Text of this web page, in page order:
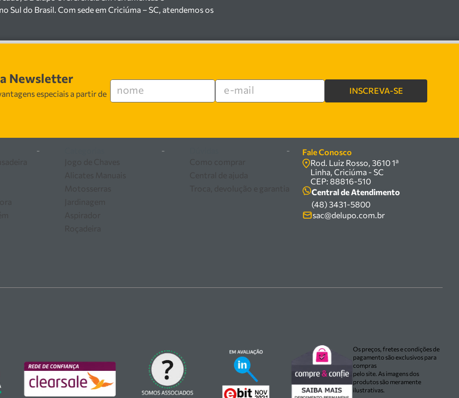
Sul do Brasil. Com sede em Criciúma – SC, atendemos os
com um amplo portfólio de produtos à pronta entrega.
ferramentas manuais e elétricas, equipamentos de
especializada em vendas, suporte técnico e
inovação e qualidade em cada atendimento. Encontre
e equipamentos para o seu negócio.
Newsletter
especiais a partir de
INSCREVA-SE
-
-
-
Fale Conosco
Rod. Luiz Rosso, 3610 1ª
Linha, Criciúma - SC
CEP: 88816-510
Central de Atendimento
(48) 3431-5800
sac@delupo.com.br
Os preços, fretes e condições de
pagamento são exclusivos para
compras
pelo site. As imagens dos
produtos são meramente
ilustrativas.